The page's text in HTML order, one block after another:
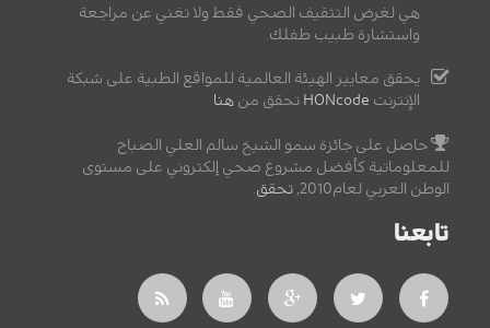
هي لغرض التثقيف الصحي فقط ولا تغني عن مراجعة
واستشارة طبيب طفلك.
يحقق معايير الهيئة العالمية للمواقع الطبية على شبكة
الإنترنت HONcode تحقق من هنا
حاصل على جائزة سمو الشيخ سالم العلي الصباح
للمعلوماتية كأفضل مشروع صحي إلكتروني على مستوى
الوطن العربي لعام2010,
تحقق.
تابعنا